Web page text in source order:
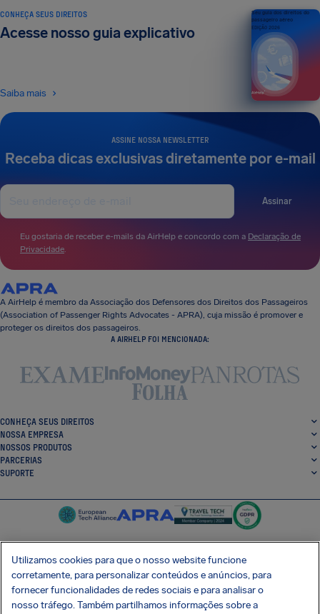
ASSINE NOSSA NEWSLETTER
Receba dicas exclusivas diretamente por e-mail
Assinar
Eu gostaria de receber e-mails da AirHelp e concordo com a Declaração de
Privacidade.
CONHEÇA SEUS DIREITOS
Acesse nosso guia explicativo
Saiba mais
Seu guia dos direitos do
passageiro aéreo
EDIÇÃO 2026
A AirHelp é membro da Associação dos Defensores dos Direitos dos Passageiros
(Association of Passenger Rights Advocates - APRA), cuja missão é promover e
proteger os direitos dos passageiros.
A AIRHELP FOI MENCIONADA:
CONHEÇA SEUS DIREITOS
NOSSA EMPRESA
NOSSOS PRODUTOS
PARCERIAS
SUPORTE
SocialFacebook
SocialTwitter
SocialInstagram
SocialLinkedin
BAIXE GRÁTIS NOSSO APP
Utilizamos cookies para que o nosso website funcione
corretamente, para personalizar conteúdos e anúncios, para
fornecer funcionalidades de redes sociais e para analisar o
nosso tráfego. Também partilhamos informações sobre a